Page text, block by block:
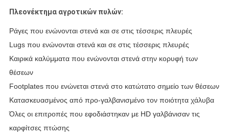
Πλεονέκτημα αγροτικών πυλών:
Ράγες που ενώνονται στενά και σε στις τέσσερις πλευρές
Lugs που ενώνονται στενά και σε στις τέσσερις πλευρές
Καιρικά καλύμματα που ενώνονται στενά στην κορυφή των
θέσεων
Footplates που ενώνεται στενά στο κατώτατο σημείο των θέσεων
Κατασκευασμένος από προ-γαλβανισμένο τον ποιότητα χάλυβα
Όλες οι επιτροπές που εφοδιάστηκαν με HD γαλβάνισαν τις
καρφίτσες πτώσης